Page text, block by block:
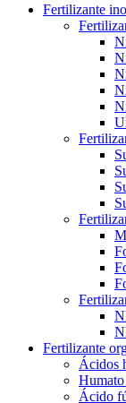
Fertilizante
Fertilizante
Ácidos
Ácido